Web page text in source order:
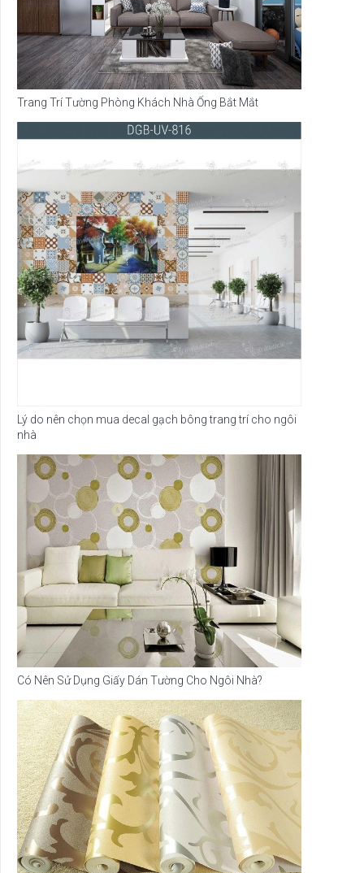
Trang Trí Tường Phòng Khách Nhà Ống Bắt Mắt
Lý do nên chọn mua decal gạch bông trang trí cho ngôi
nhà
Có Nên Sử Dụng Giấy Dán Tường Cho Ngôi Nhà?